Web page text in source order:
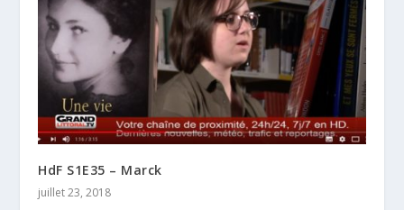
HdF S1E35 – Marck
juillet 23, 2018